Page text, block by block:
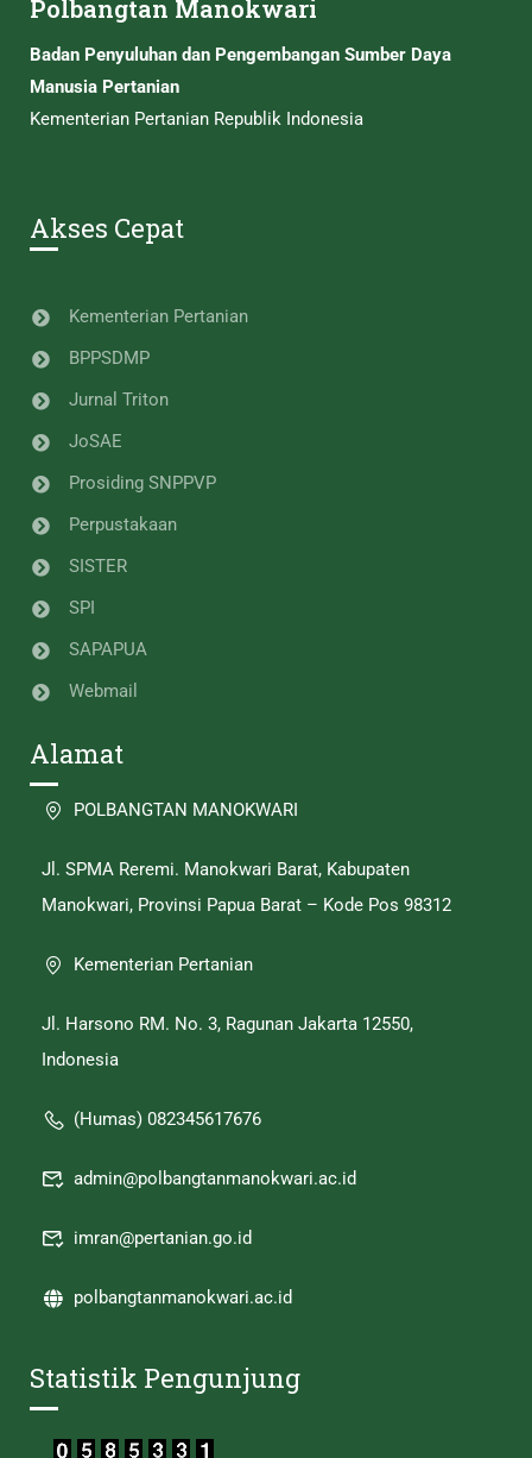
Polbangtan Manokwari
Badan Penyuluhan dan Pengembangan Sumber Daya
Manusia Pertanian
Kementerian Pertanian Republik Indonesia
Akses Cepat
Kementerian Pertanian
BPPSDMP
Jurnal Triton
JoSAE
Prosiding SNPPVP
Perpustakaan
SISTER
SPI
SAPAPUA
Webmail
Alamat
POLBANGTAN MANOKWARI
Jl. SPMA Reremi. Manokwari Barat, Kabupaten
Manokwari, Provinsi Papua Barat – Kode Pos 98312
Kementerian Pertanian
Jl. Harsono RM. No. 3, Ragunan Jakarta 12550,
Indonesia
(Humas) 082345617676
admin@polbangtanmanokwari.ac.id
imran@pertanian.go.id
polbangtanmanokwari.ac.id
Statistik Pengunjung